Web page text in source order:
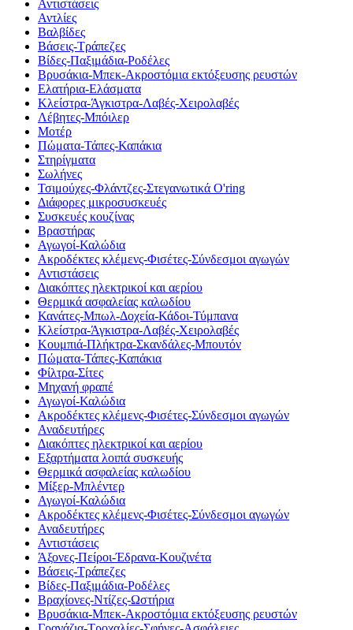
Αντιστάσεις
Αντλίες
Βαλβίδες
Βάσεις-Τράπεζες
Βίδες-Παξιμάδια-Ροδέλες
Βρυσάκια-Μπεκ-Ακροστόμια εκτόξευσης ρευστών
Ελατήρια-Ελάσματα
Κλείστρα-Άγκιστρα-Λαβές-Χειρολαβές
Λέβητες-Μπόιλερ
Μοτέρ
Πώματα-Τάπες-Καπάκια
Στηρίγματα
Σωλήνες
Τσιμούχες-Φλάντζες-Στεγανωτικά O'ring
Διάφορες μικροσυσκευές
Συσκευές κουζίνας
Βραστήρας
Αγωγοί-Καλώδια
Ακροδέκτες κλέμενς-Φισέτες-Σύνδεσμοι αγωγών
Αντιστάσεις
Διακόπτες ηλεκτρικοί και αερίου
Θερμικά ασφαλείας καλωδίου
Κανάτες-Μπωλ-Δοχεία-Κάδοι-Τύμπανα
Κλείστρα-Άγκιστρα-Λαβές-Χειρολαβές
Κουμπιά-Πλήκτρα-Σκανδάλες-Μπουτόν
Πώματα-Τάπες-Καπάκια
Φίλτρα-Σίτες
Μηχανή φραπέ
Αγωγοί-Καλώδια
Ακροδέκτες κλέμενς-Φισέτες-Σύνδεσμοι αγωγών
Αναδευτήρες
Διακόπτες ηλεκτρικοί και αερίου
Εξαρτήματα λοιπά συσκευής
Θερμικά ασφαλείας καλωδίου
Μίξερ-Μπλέντερ
Αγωγοί-Καλώδια
Ακροδέκτες κλέμενς-Φισέτες-Σύνδεσμοι αγωγών
Αναδευτήρες
Αντιστάσεις
Άξονες-Πείροι-Έδρανα-Κουζινέτα
Βάσεις-Τράπεζες
Βίδες-Παξιμάδια-Ροδέλες
Βραχίονες-Ντίζες-Ωστήρια
Βρυσάκια-Μπεκ-Ακροστόμια εκτόξευσης ρευστών